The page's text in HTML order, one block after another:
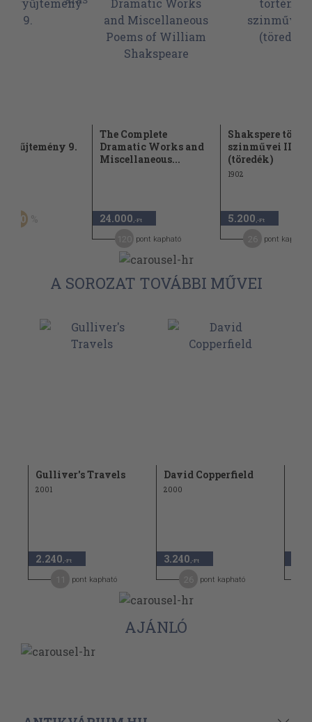
9.
20
The Complete
Dramatic Works and
Miscellaneous...
24.000 ,-Ft
pont kapható
Shakspere
szinművei II.
(töredék)
1902
5.200 ,-Ft
pont kapható
A SOROZAT TOVÁBBI MŰVEI
Gulliver's Travels
2001
2.240 ,-Ft
pont kapható
David Copperfield
2000
3.240 ,-Ft
pont kapható
AJÁNLÓ